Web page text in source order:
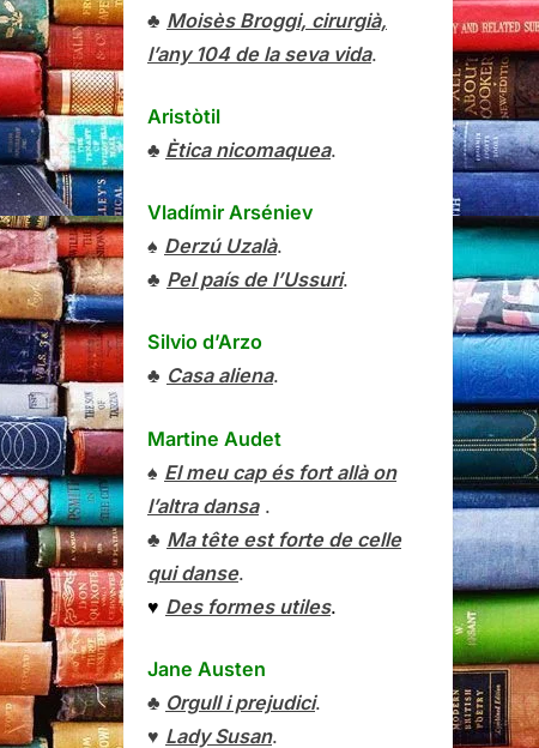
♣ Moisès Broggi, cirurgià,
l’any 104 de la seva vida.
Aristòtil
♣ Ètica nicomaquea.
Vladímir Arséniev
♠ Derzú Uzalà.
♣ Pel país de l’Ussuri.
Silvio d’Arzo
♣ Casa aliena.
Martine Audet
♠ El meu cap és fort allà on
l’altra dansa.
♣ Ma tête est forte de celle
qui danse.
♥ Des formes utiles.
Jane Austen
♣ Orgull i prejudici.
♥ Lady Susan.